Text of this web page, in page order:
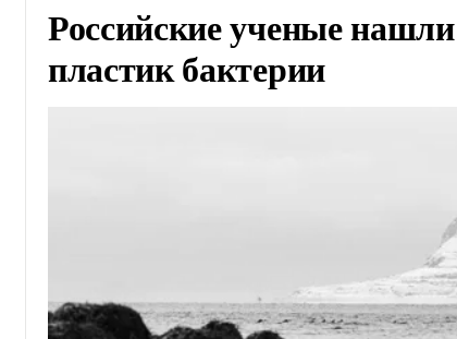
Российские ученые
пластик бактерии